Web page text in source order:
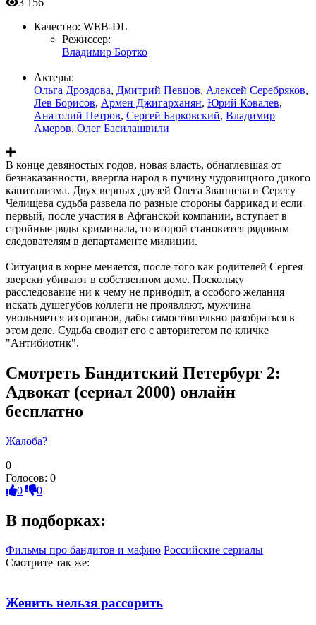
Качество: WEB-DL
Режиссер:
Владимир Бортко
Актеры:
Ольга Дроздова, Дмитрий Певцов, Алексей Серебряков,
Лев Борисов, Армен Джигарханян, Юрий Ковалев,
Анатолий Петров, Сергей Барковский, Владимир
Амеров, Олег Басилашвили
В конце девяностых годов, новая власть, обнаглевшая от
безнаказанности, ввергла народ в пучину чудовищного дикого
капитализма. Двух верных друзей Олега Званцева и Серегу
Челищева судьба развела по разные стороны баррикад и если
первый, после участия в Афганской компании, вступает в
стройные ряды криминала, то второй становится рядовым
следователям в департаменте милиции.
Ситуация в корне меняется, после того как родителей Сергея
зверски убивают в собственном доме. Поскольку
расследование ни к чему не приводит, а особого желания
искать душегубов коллеги не проявляют, мужчина
увольняется из органов, дабы самостоятельно разобраться в
этом деле. Судьба сводит его с авторитетом по кличке
"Антибиотик".
Смотреть Бандитский Петербург 2:
Адвокат (сериал 2000) онлайн
бесплатно
Жалоба?
0
Голосов: 0
0
0
В подборках:
Фильмы про бандитов и мафию Российские сериалы
Смотрите так же:
Женить нельзя рассорить